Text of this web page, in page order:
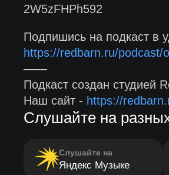
2W5zFHPh592
Подпишись на подкаст в
https://redbarn.ru/podcast/
——
Подкаст создан студией
Наш сайт - https://
Слушайте на
Слушайте на
Яндекс Музыке